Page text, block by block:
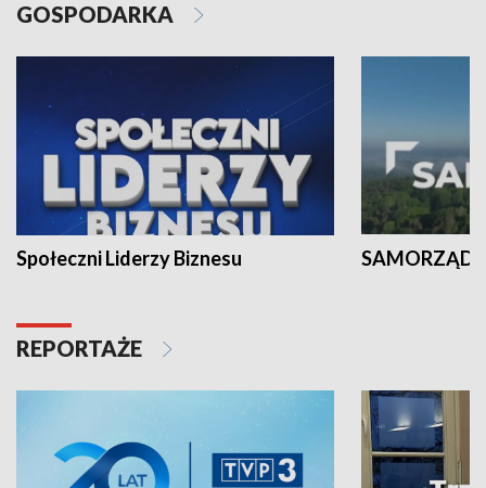
GOSPODARKA
Społeczni Liderzy Biznesu SAMORZĄD
REPORTAŻE